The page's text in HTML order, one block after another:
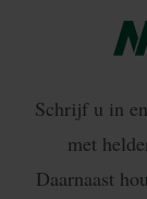
Schrijf u in
met
Daarnaast